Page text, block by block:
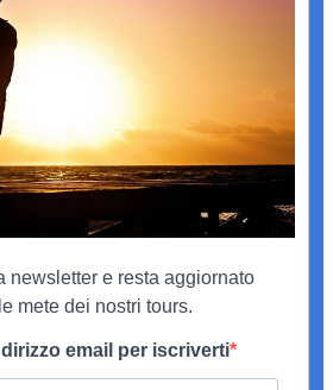
newsletter e resta aggiornato
mete dei nostri tours.
email per iscriverti